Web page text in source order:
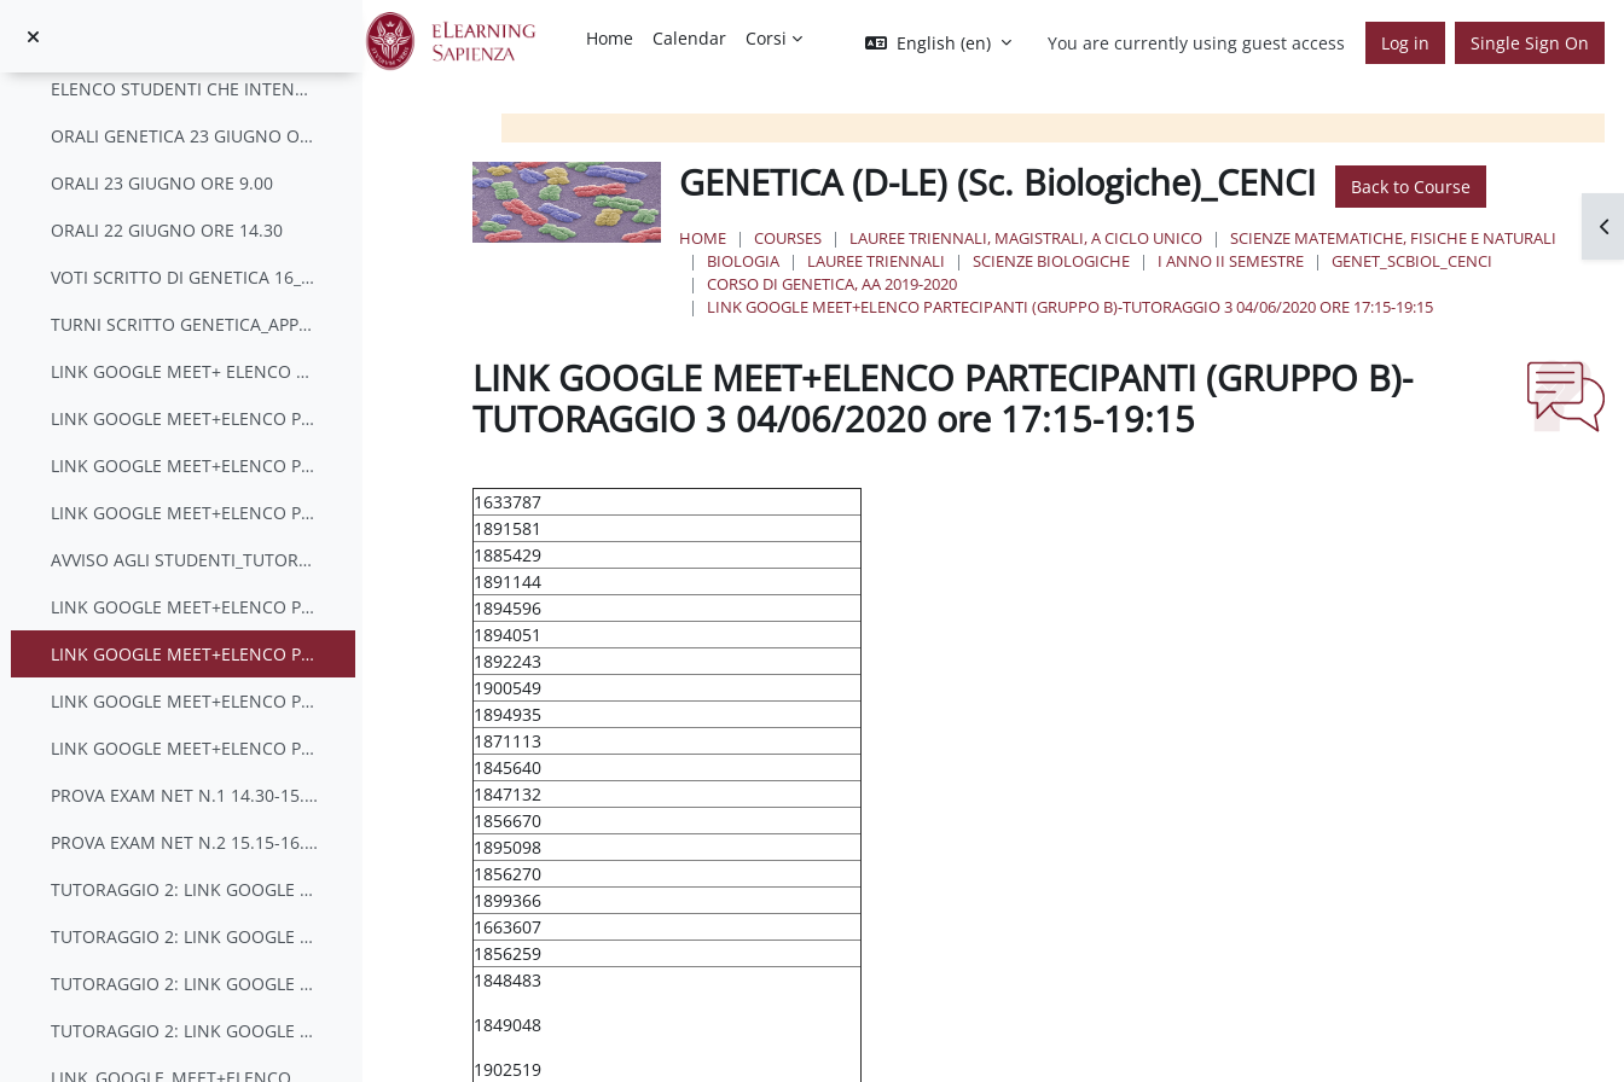
Home
Calendar Corsi English ‎(en)‎ You are currently using guest access Log in Single Sign On
ELENCO STUDENTI CHE INTENDONO SOSTENERE LO SCRITTO DI GENETICA DEL 14 LUGLIO 2020
ORALI GENETICA 23 GIUGNO ORE 15.00
ORALI 23 GIUGNO ORE 9.00
ORALI 22 GIUGNO ORE 14.30
VOTI SCRITTO DI GENETICA 16_06_2020
TURNI SCRITTO GENETICA_APPELLO 16 GIUGNO_SCBIOLOGICHE
LINK GOOGLE MEET+ ELENCO PARTECIPANTI (GRUPPO A)_TUTORAGGIO 4 08/06/2020 ore 16:15/18:15
LINK GOOGLE MEET+ELENCO PARTECIPANTI (GRUPPO B)_TUTORAGGIO 4 13/06/2020 ore 15:00-17:00
LINK GOOGLE MEET+ELENCO PARTECIPANTI (GRUPPO C)_TUTORAGGIO 4 12/06/2020 ore 14:00-16:00
LINK GOOGLE MEET+ELENCO PARTECIPANTI (GRUPPO D)_TUTORAGGIO 4 13/06/2020 ore 10:00-12:00
AVVISO AGLI STUDENTI_TUTORAGGIO_DOCENTE L. TULLO
LINK GOOGLE MEET+ELENCO PARTECIPANTI (GRUPPO A)-TUTORAGGIO 3- 04/06/2020 ore 15:00-17:00
LINK GOOGLE MEET+ELENCO PARTECIPANTI (GRUPPO B)-TUTORAGGIO 3 04/06/2020 ore 17:15-19:15
LINK GOOGLE MEET+ELENCO PARTECIPANTI (GRUPPO C)-TUTORAGGIO 3 05/06/2020 ore 9:00-11:00
LINK GOOGLE MEET+ELENCO PARTECIPANTI (GRUPPO D)-TUTORAGGIO 3 01/06/2020 ore 11:00-13:00
PROVA EXAM NET N.1 14.30-15.15
PROVA EXAM NET N.2 15.15-16.00
TUTORAGGIO 2: LINK GOOGLE MEET+ELENCO PARTECIPANTI (GRUPPO A) 29/05/2020 ore 11:15-13:15
TUTORAGGIO 2: LINK GOOGLE MEET+ELENCO PARTECIPANTI (GRUPPO B) 30/05/2020 ore 11:00-13:00
TUTORAGGIO 2: LINK GOOGLE MEET+ELENCO PARTECIPANTI (GRUPPO C): 29/05/2020 ore 9:00-11:00
TUTORAGGIO 2: LINK GOOGLE MEET+ELENCO PARTECIPANTI (GRUPPO D) 25/05/2020 ore 11:00-13:00
GENETICA (D-LE) (Sc. Biologiche)_CENCI Back to Course
HOME COURSES LAUREE TRIENNALI, MAGISTRALI, A CICLO UNICO
SCIENZE MATEMATICHE, FISICHE E NATURALI
BIOLOGIA
LAUREE TRIENNALI SCIENZE BIOLOGICHE I ANNO II SEMESTRE
GENET_SCBIOL_CENCI
CORSO DI GENETICA, AA 2019-2020
LINK GOOGLE MEET+ELENCO PARTECIPANTI (GRUPPO B)-TUTORAGGIO 3 04/06/2020 ORE 17:15-19:15
LINK GOOGLE MEET+ELENCO PARTECIPANTI (GRUPPO B)-
TUTORAGGIO 3 04/06/2020 ore 17:15-19:15
1633787
1891581
1885429
1891144
1894596
1894051
1892243
1900549
1894935
1871113
1845640
1847132
1856670
1895098
1856270
1899366
1663607
1856259
1848483
1849048
1902519